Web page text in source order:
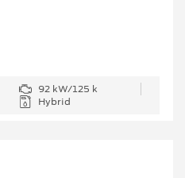
92 kW/125 k
Hybrid